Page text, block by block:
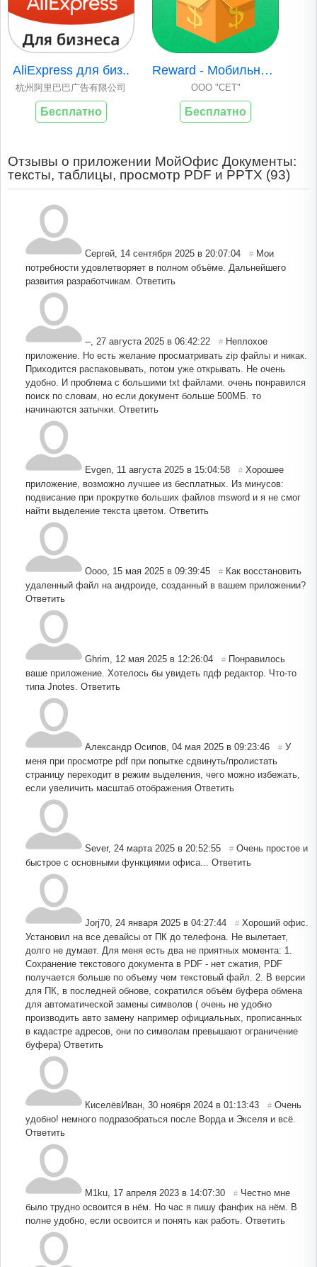
AliExpress для биз..
杭州阿里巴巴广告有限公司
Бесплатно
Reward - Мобильный..
ООО "СЕТ"
Бесплатно
Отзывы о приложении МойОфис Документы:
тексты, таблицы, просмотр PDF и PPTX (93)
Сергей, 14 сентября 2025 в 20:07:04 # Мои
потребности удовлетворяет в полном объёме. Дальнейшего
развития разработчикам. Ответить
--, 27 августа 2025 в 06:42:22 # Неплохое
приложение. Но есть желание просматривать zip файлы и никак.
Приходится распаковывать, потом уже открывать. Не очень
удобно. И проблема с большими txt файлами. очень понравился
поиск по словам, но если документ больше 500МБ. то
начинаются затычки. Ответить
Evgen, 11 августа 2025 в 15:04:58 # Хорошее
приложение, возможно лучшее из бесплатных. Из минусов:
подвисание при прокрутке больших файлов msword и я не смог
найти выделение текста цветом. Ответить
Oooo, 15 мая 2025 в 09:39:45 # Как восстановить
удаленный файл на андроиде, созданный в вашем приложении?
Ответить
Ghrim, 12 мая 2025 в 12:26:04 # Понравилось
ваше приложение. Хотелось бы увидеть пдф редактор. Что-то
типа Jnotes. Ответить
Александр Осипов, 04 мая 2025 в 09:23:46 # У
меня при просмотре pdf при попытке сдвинуть/пролистать
страницу переходит в режим выделения, чего можно избежать,
если увеличить масштаб отображения Ответить
Sever, 24 марта 2025 в 20:52:55 # Очень простое и
быстрое с основными функциями офиса... Ответить
Jorj70, 24 января 2025 в 04:27:44 # Хороший офис.
Установил на все девайсы от ПК до телефона. Не вылетает,
долго не думает. Для меня есть два не приятных момента: 1.
Сохранение текстового документа в PDF - нет сжатия, PDF
получается больше по объему чем текстовый файл. 2. В версии
для ПК, в последней обнове, сократился объём буфера обмена
для автоматической замены символов ( очень не удобно
производить авто замену например официальных, прописанных
в кадастре адресов, они по символам превышают ограничение
буфера) Ответить
КиселёвИван, 30 ноября 2024 в 01:13:43 # Очень
удобно! немного подразобраться после Ворда и Экселя и всё.
Ответить
M1ku, 17 апреля 2023 в 14:07:30 # Честно мне
было трудно освоится в нём. Но час я пишу фанфик на нём. В
полне удобно, если освоится и понять как работь. Ответить